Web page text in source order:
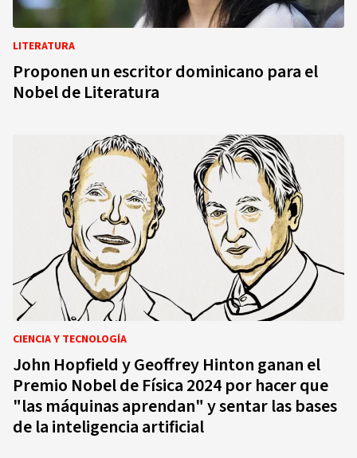
LITERATURA
Proponen un escritor dominicano para el
Nobel de Literatura
CIENCIA Y TECNOLOGÍA
John Hopfield y Geoffrey Hinton ganan el
Premio Nobel de Física 2024 por hacer que
"las máquinas aprendan" y sentar las bases
de la inteligencia artificial